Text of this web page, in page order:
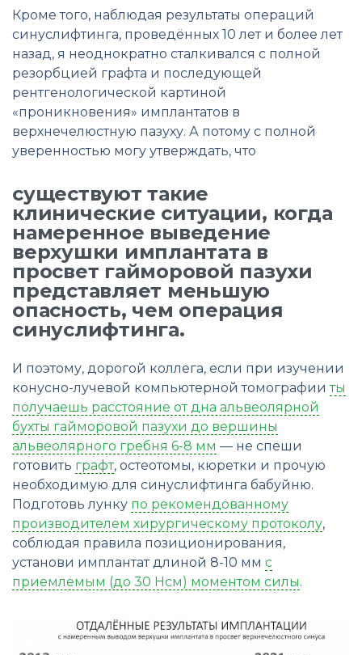
Кроме того, наблюдая результаты операций
синуслифтинга, проведённых 10 лет и более лет
назад, я неоднократно сталкивался с полной
резорбцией графта и последующей
рентгенологической картиной
«проникновения» имплантатов в
верхнечелюстную пазуху. А потому с полной
уверенностью могу утверждать, что
существуют такие
клинические ситуации, когда
намеренное выведение
верхушки имплантата в
просвет гайморовой пазухи
представляет меньшую
опасность, чем операция
синуслифтинга.
И поэтому, дорогой коллега, если при изучении
конусно-лучевой компьютерной томографииты
получаешь расстояние от дна альвеолярной
бухты гайморовой пазухи до вершины
альвеолярного гребня 6-8 мм — не спеши
готовить графт, остеотомы, кюретки и прочую
необходимую для синуслифтинга бабуйню.
Подготовь лунку по рекомендованному
производителем хирургическому протоколу,
соблюдая правила позиционирования,
установи имплантат длиной 8-10 мм с
приемлемым (до 30 Нсм) моментом силы.